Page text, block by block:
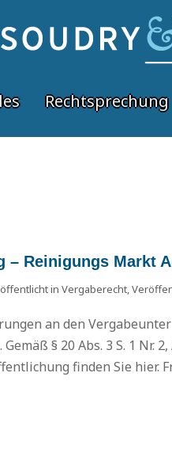
Rechtsprechung
Reinigungs Markt
in Vergaberecht,
an den
§ 20 Abs. 3 S. 1 Nr.
finden Sie hier.